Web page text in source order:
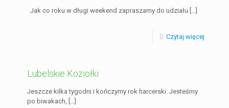
Jak co roku w długi weekend zapraszamy do udziału […]
Czytaj więcej
Lubelskie Koziołki
Jeszcze kilka tygodni i kończymy rok harcerski. Jesteśmy
po biwakach, […]